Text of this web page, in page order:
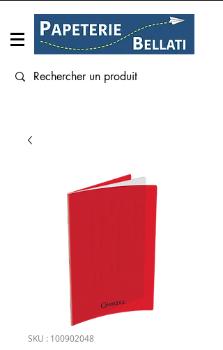
SKU : 100902048